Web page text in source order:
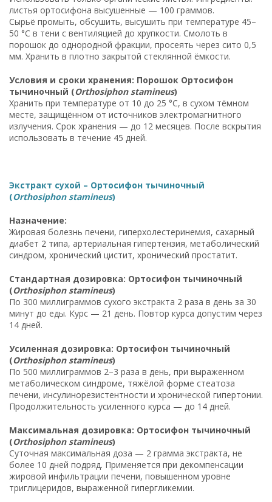
листья ортосифона высушенные — 100 граммов.
Сырьё промыть, обсушить, высушить при температуре 45–
50 °C в тени с вентиляцией до хрупкости. Смолоть в
порошок до однородной фракции, просеять через сито 0,5
мм. Хранить в плотно закрытой стеклянной ёмкости.
Условия и сроки хранения: Порошок Ортосифон
тычиночный (Orthosiphon stamineus)
Хранить при температуре от 10 до 25 °C, в сухом тёмном
месте, защищённом от источников электромагнитного
излучения. Срок хранения — до 12 месяцев. После вскрытия
использовать в течение 45 дней.
Экстракт сухой – Ортосифон тычиночный
(Orthosiphon stamineus)
Назначение:
Жировая болезнь печени, гиперхолестеринемия, сахарный
диабет 2 типа, артериальная гипертензия, метаболический
синдром, хронический цистит, хронический простатит.
Стандартная дозировка: Ортосифон тычиночный
(Orthosiphon stamineus)
По 300 миллиграммов сухого экстракта 2 раза в день за 30
минут до еды. Курс — 21 день. Повтор курса допустим через
14 дней.
Усиленная дозировка: Ортосифон тычиночный
(Orthosiphon stamineus)
По 500 миллиграммов 2–3 раза в день, при выраженном
метаболическом синдроме, тяжёлой форме стеатоза
печени, инсулинорезистентности и хронической гипертонии.
Продолжительность усиленного курса — до 14 дней.
Максимальная дозировка: Ортосифон тычиночный
(Orthosiphon stamineus)
Суточная максимальная доза — 2 грамма экстракта, не
более 10 дней подряд. Применяется при декомпенсации
жировой инфильтрации печени, повышенном уровне
триглицеридов, выраженной гипергликемии.